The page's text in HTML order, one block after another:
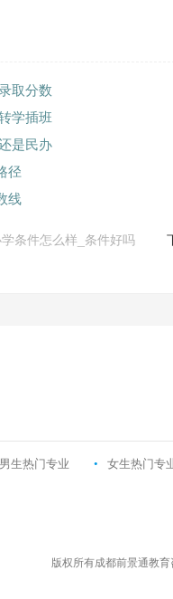
取分数
学插班
是民办
径
线
条件怎么样_条件好吗
男生热门专业 • 女生热门专
版权所有成都前景通教